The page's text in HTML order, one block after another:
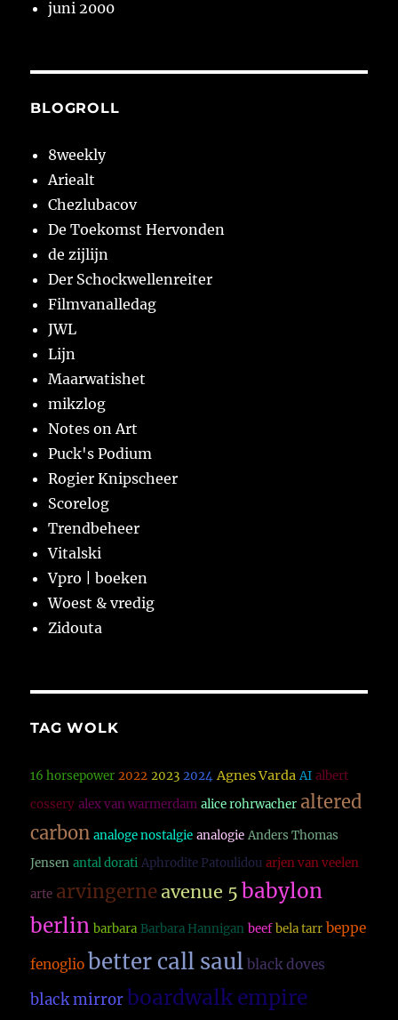
juni 2000
BLOGROLL
8weekly
Ariealt
Chezlubacov
De Toekomst Hervonden
de zijlijn
Der Schockwellenreiter
Filmvanalledag
JWL
Lijn
Maarwatishet
mikzlog
Notes on Art
Puck's Podium
Rogier Knipscheer
Scorelog
Trendbeheer
Vitalski
Vpro | boeken
Woest & vredig
Zidouta
TAG WOLK
16 horsepower 2022 2023 2024 Agnes Varda AI albert
cossery alex van warmerdam alice rohrwacher altered
carbon analoge nostalgie analogie Anders Thomas
Jensen antal dorati Aphrodite Patoulidou arjen van veelen
arte arvingerne avenue 5 babylon
berlin barbara Barbara Hannigan beef bela tarr beppe
fenoglio better call saul black doves
black mirror boardwalk empire